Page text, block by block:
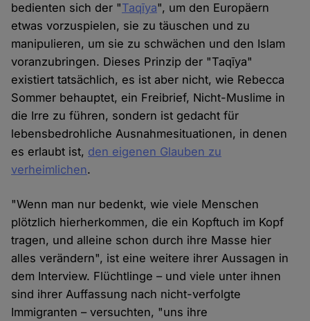
bedienten sich der "Taqīya", um den Europäern
etwas vorzuspielen, sie zu täuschen und zu
manipulieren, um sie zu schwächen und den Islam
voranzubringen. Dieses Prinzip der "Taqīya"
existiert tatsächlich, es ist aber nicht, wie Rebecca
Sommer behauptet, ein Freibrief, Nicht-Muslime in
die Irre zu führen, sondern ist gedacht für
lebensbedrohliche Ausnahmesituationen, in denen
es erlaubt ist, den eigenen Glauben zu
verheimlichen.
"Wenn man nur bedenkt, wie viele Menschen
plötzlich hierherkommen, die ein Kopftuch im Kopf
tragen, und alleine schon durch ihre Masse hier
alles verändern", ist eine weitere ihrer Aussagen in
dem Interview. Flüchtlinge – und viele unter ihnen
sind ihrer Auffassung nach nicht-verfolgte
Immigranten – versuchten, "uns ihre